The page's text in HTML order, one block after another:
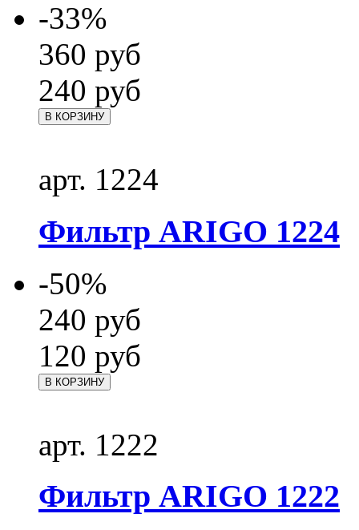
-33%
360 руб
240 руб
В КОРЗИНУ
арт. 1224
Фильтр ARIGO 1224
-50%
240 руб
120 руб
В КОРЗИНУ
арт. 1222
Фильтр ARIGO 1222